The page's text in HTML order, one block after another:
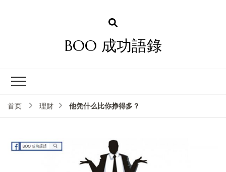
BOO 成功語錄
首页 理財 他凭什么比你挣得多？